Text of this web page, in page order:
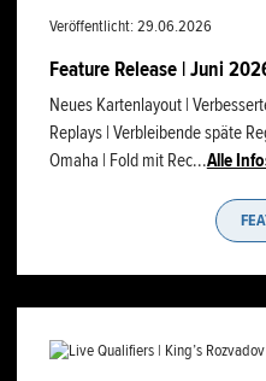
Veröffentlicht: 29.06.2026
Feature Release | Juni
Neues Kartenlayout |
Replays | Verbleibende späte
Omaha | Fold mit Rec...Alle